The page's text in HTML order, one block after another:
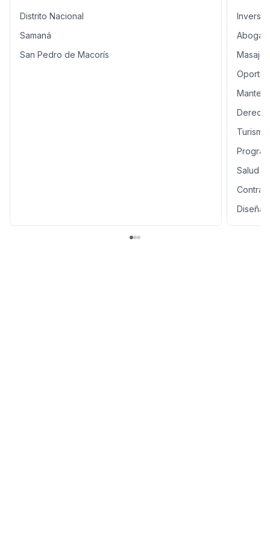
Distrito Nacional
Samaná
San Pedro de Macorís
Turismo
Salud